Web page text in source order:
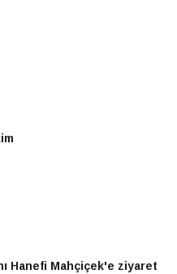
Hanefi Mahçiçek'e ziyaret